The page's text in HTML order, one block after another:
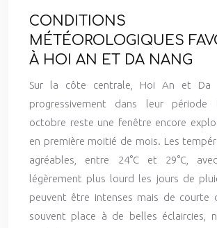
CONDITIONS
MÉTÉOROLOGIQUES
À HOI AN ET DA NANG
Sur la côte centrale, Hoi An et Da
progressivement dans leur période
octobre reste une fenêtre encore
en première moitié de mois. Les
agréables, entre 24°C et 29°C,
légèrement plus lourd les jours de
peuvent être intenses mais de courte
souvent place à de belles éclaircies,